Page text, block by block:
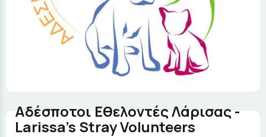
Αδέσποτοι Εθελοντές Λάρισας -
Larissa's Stray Volunteers